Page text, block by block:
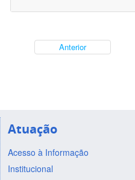
Anterior
Atuação
Acesso à Informação
Institucional